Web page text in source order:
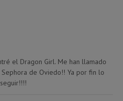
el Dragon Girl. Me han llamado
de Oviedo!! Ya por fin lo